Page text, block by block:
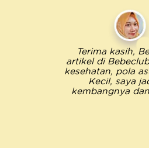
Terima kasih,
artikel di
kesehatan, pola
Kecil, saya
kembangnya